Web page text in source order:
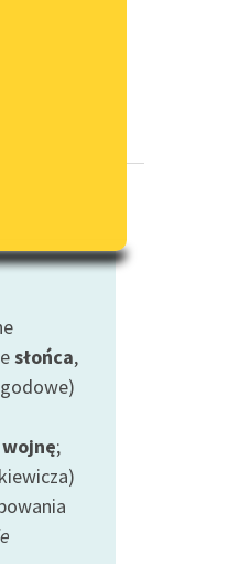
słońca,
wojnę;